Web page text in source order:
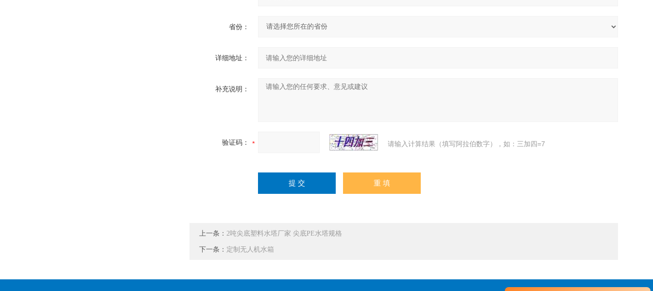
省份：
详细地址：
补充说明：
验证码： 请输入计算结果（填写阿拉伯数字），如：三加四=7
上一条： 2吨尖底塑料水塔厂家 尖底PE水塔规格
下一条： 定制无人机水箱